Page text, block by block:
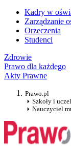
Kadry w
Zarządzanie
Orzeczenia
Studenci
Zdrowie
Prawo dla każdego
Akty Prawne
Prawo.pl
Szkoły i
Nauczyciel